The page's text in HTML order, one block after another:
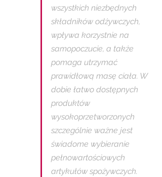
wszystkich niezbędnych
składników odżywczych,
wpływa korzystnie na
samopoczucie, a także
pomaga utrzymać
prawidłową masę ciała. W
dobie łatwo dostępnych
produktów
wysokoprzetworzonych
szczególnie ważne jest
świadome wybieranie
pełnowartościowych
artykułów spożywczych.